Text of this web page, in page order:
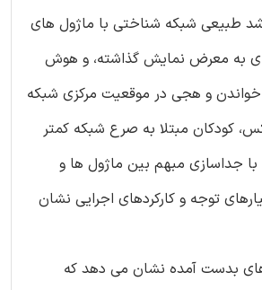
طبیعی شبکه شناختی با ماژول های
به معرض نمایش گذاشته، و هوش
خواندن و هجی در موقعیت مرکزی شبکه
کودکان مبتلا به صرع شبکه کمتر
جداسازی مبهم بین ماژول ها و
توجه و کارکردهای اجرایی نشان
های بدست آمده نشان می دهد که